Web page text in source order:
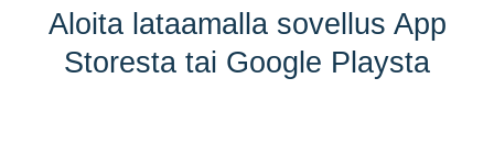
Aloita lataamalla sovellus App
Storesta tai Google Playsta